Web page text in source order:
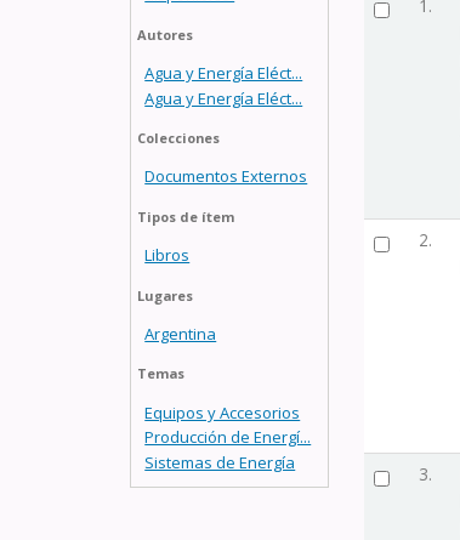
Autores
Agua y Energía Eléct...
Agua y Energía Eléct...
Colecciones
Documentos Externos
Tipos de ítem
Libros
Lugares
Argentina
Temas
Equipos y Accesorios
Producción de Energí...
Sistemas de Energía
1.
2.
3.